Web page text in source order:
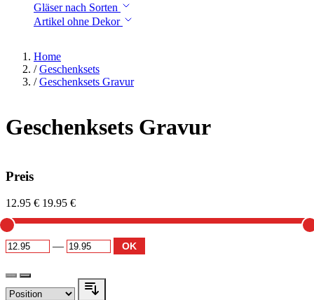
Gläser nach Sorten
Artikel ohne Dekor
Home
/ Geschenksets
/ Geschenksets Gravur
Geschenksets Gravur
Preis
12.95 € 19.95 €
— OK